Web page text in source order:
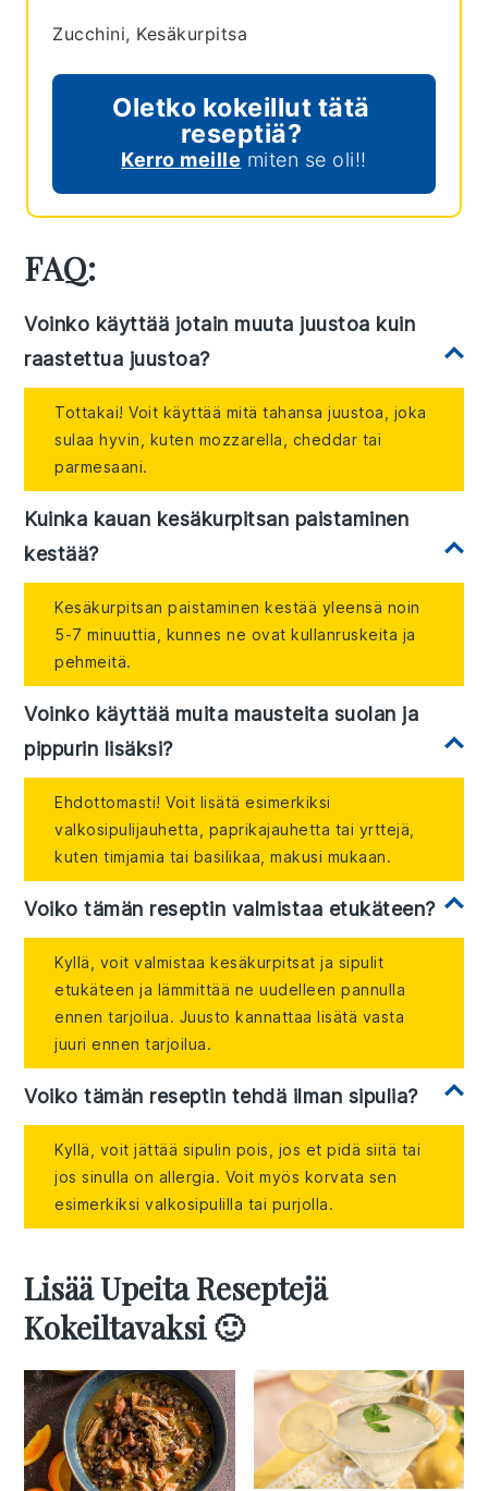
Zucchini, Kesäkurpitsa
Oletko kokeillut tätä
reseptiä?
Kerro meille miten se oli!!
FAQ:
Voinko käyttää jotain muuta juustoa kuin
raastettua juustoa?
Tottakai! Voit käyttää mitä tahansa juustoa, joka
sulaa hyvin, kuten mozzarella, cheddar tai
parmesaani.
Kuinka kauan kesäkurpitsan paistaminen
kestää?
Kesäkurpitsan paistaminen kestää yleensä noin
5-7 minuuttia, kunnes ne ovat kullanruskeita ja
pehmeitä.
Voinko käyttää muita mausteita suolan ja
pippurin lisäksi?
Ehdottomasti! Voit lisätä esimerkiksi
valkosipulijauhetta, paprikajauhetta tai yrttejä,
kuten timjamia tai basilikaa, makusi mukaan.
Voiko tämän reseptin valmistaa etukäteen?
Kyllä, voit valmistaa kesäkurpitsat ja sipulit
etukäteen ja lämmittää ne uudelleen pannulla
ennen tarjoilua. Juusto kannattaa lisätä vasta
juuri ennen tarjoilua.
Voiko tämän reseptin tehdä ilman sipulia?
Kyllä, voit jättää sipulin pois, jos et pidä siitä tai
jos sinulla on allergia. Voit myös korvata sen
esimerkiksi valkosipulilla tai purjolla.
Lisää Upeita Reseptejä
Kokeiltavaksi 🙂